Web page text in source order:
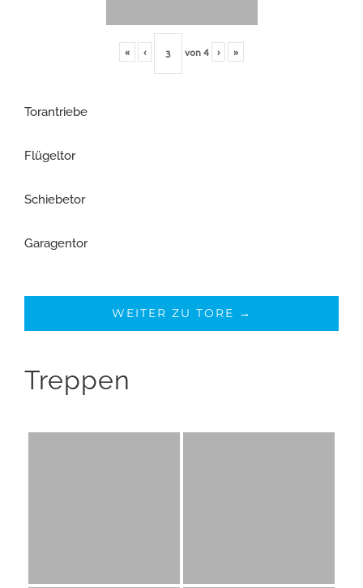
« ‹ von4 › »
Torantriebe
Flügeltor
Schiebetor
Garagentor
WEITER ZU TORE →
Treppen